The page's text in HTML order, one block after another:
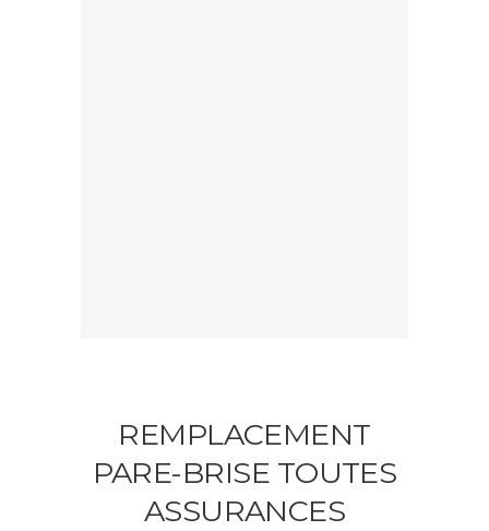
REMPLACEMENT
PARE-BRISE TOUTES
ASSURANCES